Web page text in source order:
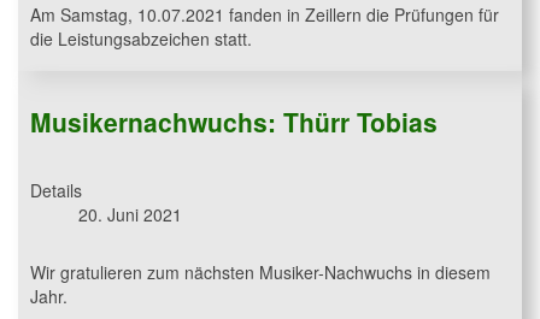
Am Samstag, 10.07.2021 fanden in Zeillern die Prüfungen für
die Leistungsabzeichen statt.
Musikernachwuchs: Thürr Tobias
Details
20. Juni 2021
Wir gratulieren zum nächsten Musiker-Nachwuchs in diesem
Jahr.